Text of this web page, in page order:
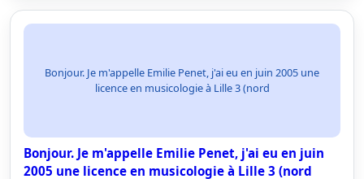
Bonjour. Je m'appelle Emilie Penet, j'ai eu en juin 2005 une
licence en musicologie à Lille 3 (nord
Bonjour. Je m'appelle Emilie Penet, j'ai eu en juin
2005 une licence en musicologie à Lille 3 (nord